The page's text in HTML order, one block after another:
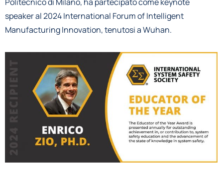
speaker al 2024 International Forum of Intelligent
Manufacturing Innovation, tenutosi a Wuhan.